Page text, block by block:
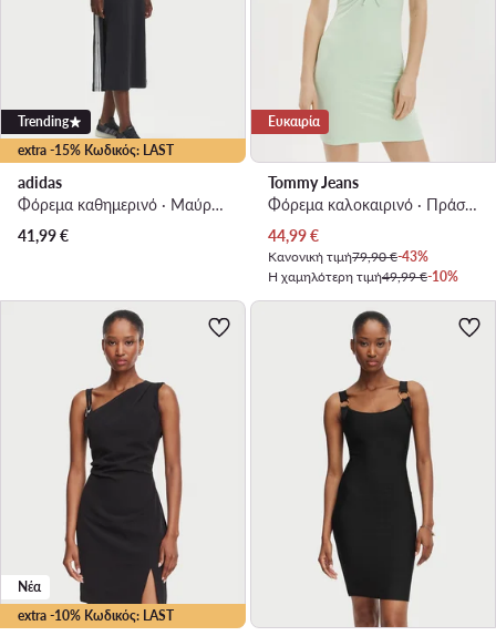
extra -15% Κωδικός: LAST
Trending
adidas
Φόρεμα καθημερινό · Μαύρο · Midi
41,99€
Ευκαιρία
Tommy Jeans
Φόρεμα καλοκαιρινό · Πράσινο · Mini
Τρέχουσα τιμή
44,99€
Κανονική τιμή79,90 €-43%
Η χαμηλότερη τιμή49,99 €-10%
extra -10% Κωδικός: LAST
Νέα